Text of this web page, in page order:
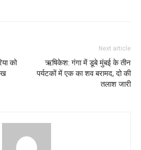
को
Next article
ऋषिकेश: गंगा में डूबे मुंबई के तीन
पर्यटकों में एक का शव बरामद, दो की
तलाश जारी